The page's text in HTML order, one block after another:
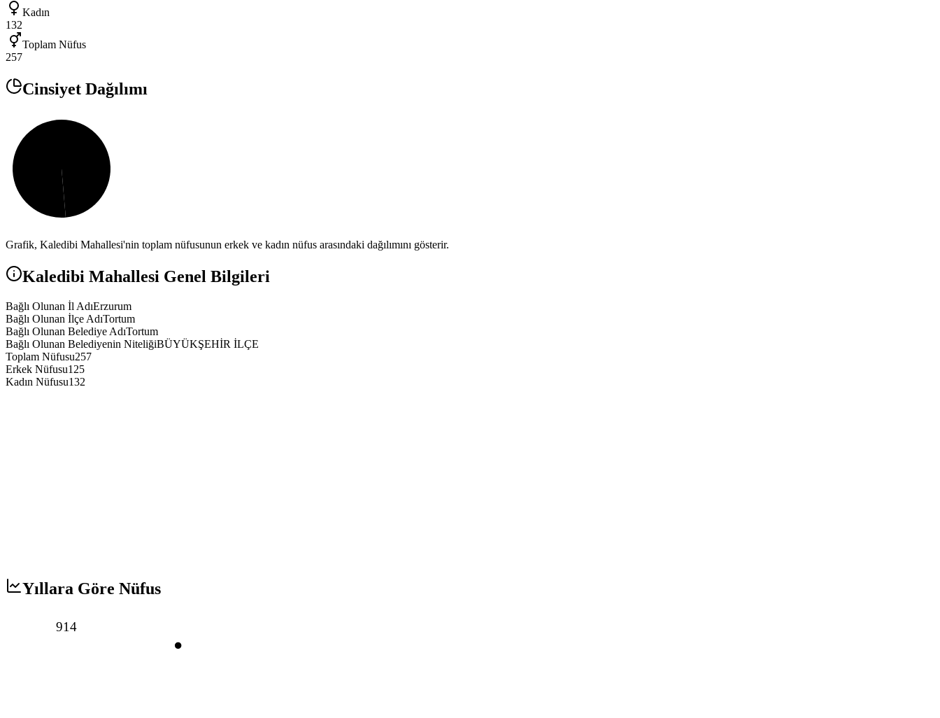
Kadın
132
Toplam Nüfus
257
Cinsiyet Dağılımı
Grafik, Kaledibi Mahallesi'nin toplam nüfusunun erkek ve kadın nüfus arasındaki dağılımını gösterir.
Kaledibi Mahallesi Genel Bilgileri
Bağlı Olunan İl AdıErzurum
Bağlı Olunan İlçe AdıTortum
Bağlı Olunan Belediye AdıTortum
Bağlı Olunan Belediyenin NiteliğiBÜYÜKŞEHİR İLÇE
Toplam Nüfusu257
Erkek Nüfusu125
Kadın Nüfusu132
Yıllara Göre Nüfus
914